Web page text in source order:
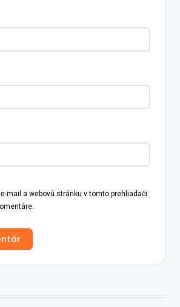
mail a webovú stránku v tomto prehliadači